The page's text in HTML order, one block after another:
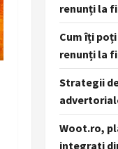
renunți la
Cum îți
renunți la
Strategii
Woot.ro,
integrati